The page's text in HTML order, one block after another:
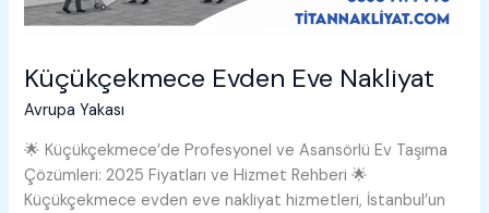
Küçükçekmece Evden Eve Nakliyat
Avrupa Yakası
🌟 Küçükçekmece’de Profesyonel ve Asansörlü Ev Taşıma
Çözümleri: 2025 Fiyatları ve Hizmet Rehberi 🌟
Küçükçekmece evden eve nakliyat hizmetleri, İstanbul’un